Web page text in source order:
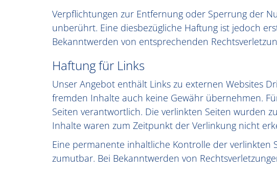
Verpflichtungen zur Entfernung oder Sperrung der
unberührt. Eine diesbezügliche Haftung ist jedoch
Bekanntwerden von entsprechenden
Haftung für Links
Unser Angebot enthält Links zu externen Websites
fremden Inhalte auch keine Gewähr übernehmen.
Seiten verantwortlich. Die verlinkten Seiten wurden
Inhalte waren zum Zeitpunkt der Verlinkung nicht
Eine permanente inhaltliche Kontrolle der
zumutbar. Bei Bekanntwerden von